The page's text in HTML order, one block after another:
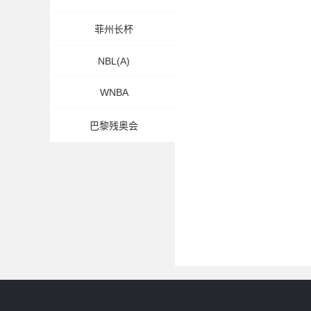
菲州长杯
NBL(A)
WNBA
巴黎残奥会